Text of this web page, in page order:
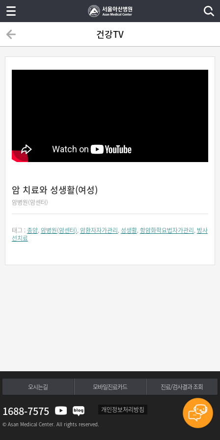
건강TV
암 치료와 성생활(여성)
암병원(암센터)
태그 : 종양, 암병원(암센터), 암환자자가관리, 성생활, 항암화학요법자가관리, 방사
선치료
오시는길 모바일진료카드 진료/검사결과 조회
1688-7575 개인정보처리방침
© Asan Medical Center. All rights reserved.